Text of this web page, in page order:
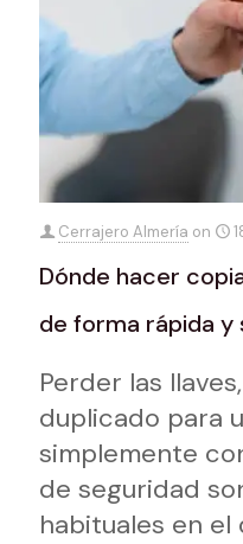
Cerrajero Almería on
Dónde hacer
de forma rápida y
Perder las
duplicado para
simplemente
de seguridad
habituales en el